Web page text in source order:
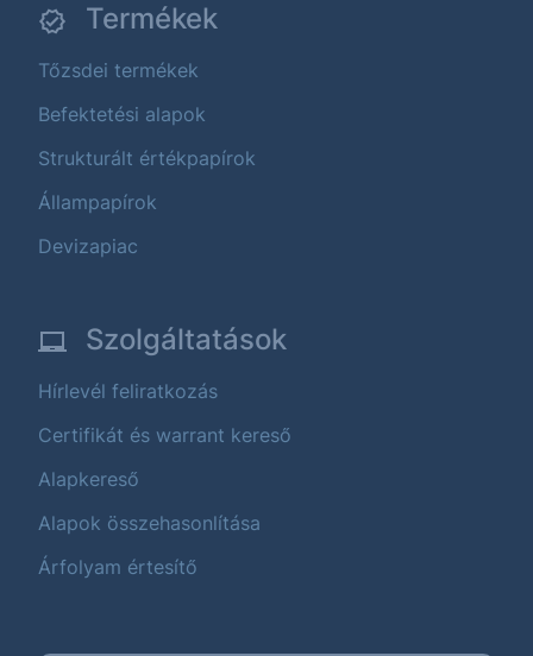
Termékek
Tőzsdei termékek
Befektetési alapok
Strukturált értékpapírok
Állampapírok
Devizapiac
Szolgáltatások
Hírlevél feliratkozás
Certifikát és warrant kereső
Alapkereső
Alapok összehasonlítása
Árfolyam értesítő